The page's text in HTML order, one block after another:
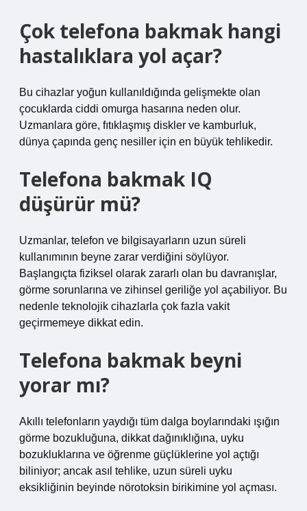
Çok telefona bakmak hangi
hastalıklara yol açar?
Bu cihazlar yoğun kullanıldığında gelişmekte olan
çocuklarda ciddi omurga hasarına neden olur.
Uzmanlara göre, fıtıklaşmış diskler ve kamburluk,
dünya çapında genç nesiller için en büyük tehlikedir.
Telefona bakmak IQ
düşürür mü?
Uzmanlar, telefon ve bilgisayarların uzun süreli
kullanımının beyne zarar verdiğini söylüyor.
Başlangıçta fiziksel olarak zararlı olan bu davranışlar,
görme sorunlarına ve zihinsel geriliğe yol açabiliyor. Bu
nedenle teknolojik cihazlarla çok fazla vakit
geçirmemeye dikkat edin.
Telefona bakmak beyni
yorar mı?
Akıllı telefonların yaydığı tüm dalga boylarındaki ışığın
görme bozukluğuna, dikkat dağınıklığına, uyku
bozukluklarına ve öğrenme güçlüklerine yol açtığı
biliniyor; ancak asıl tehlike, uzun süreli uyku
eksikliğinin beyinde nörotoksin birikimine yol açması.